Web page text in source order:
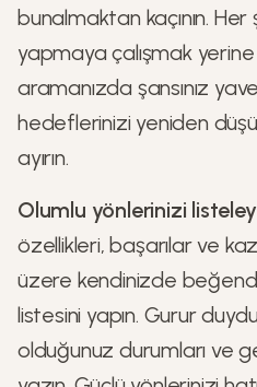
bunalmaktan kaçının.
yapmaya çalışmak
aramanızda şansınız
hedeflerinizi yeniden
ayırın.
Olumlu yönlerinizi
özellikleri, başarılar ve
üzere kendinizde
listesini yapın. Gurur
olduğunuz durumları ve